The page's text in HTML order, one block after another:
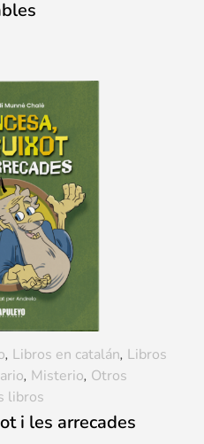
i les arrecades
, Libros en catalán, Libros
, Misterio, Otros
libros